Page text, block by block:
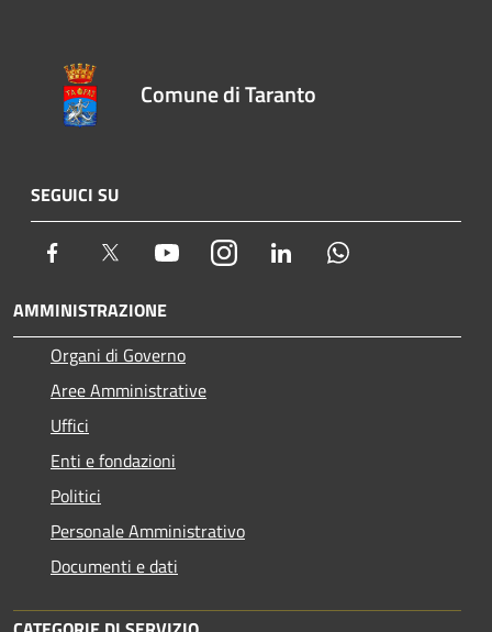
Comune di Taranto
SEGUICI SU
Facebook Twitter YoutubeInstagram LinkedIn
AMMINISTRAZIONE
Organi di Governo
Aree Amministrative
Uffici
Enti e fondazioni
Politici
Personale Amministrativo
Documenti e dati